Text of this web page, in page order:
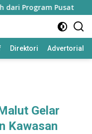
Program Pusat
Direktori Advertorial
Gelar
Kawasan